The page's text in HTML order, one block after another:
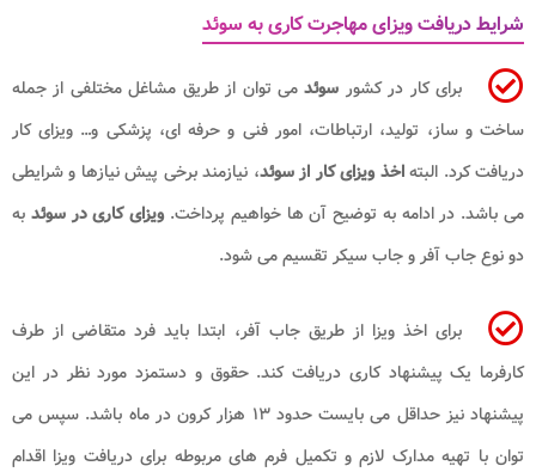
شرایط دریافت ویزای مهاجرت کاری به سوئد
برای کار در کشور سوئدمی ‌توان از طریق مشاغل مختلفی از جمله
ساخت‌ و ساز، تولید، ارتباطات، امور فنی و حرفه ‌ای، پزشکی و… ویزای کار
دریافت کرد. البتهاخذ ویزای کار از سوئد، نیازمند برخی پیش‌ نیازها و شرایطی
می ‌باشد. در ادامه به توضیح آن ها خواهیم پرداخت. ویزای کاری در سوئد به
دو نوع جاب ‌آفر و جاب‌ سیکر تقسیم می ‌شود.
برای اخذ ویزا از طریق جاب ‌آفر، ابتدا باید فرد متقاضی از طرف
کارفرما یک پیشنهاد کاری دریافت کند. حقوق و دستمزد مورد نظر در این
پیشنهاد نیز حداقل می ‌بایست حدود ۱۳ هزار کرون در ماه باشد. سپس می
‌توان با تهیه مدارک لازم و تکمیل فرم‌ های مربوطه برای دریافت ویزا اقدام